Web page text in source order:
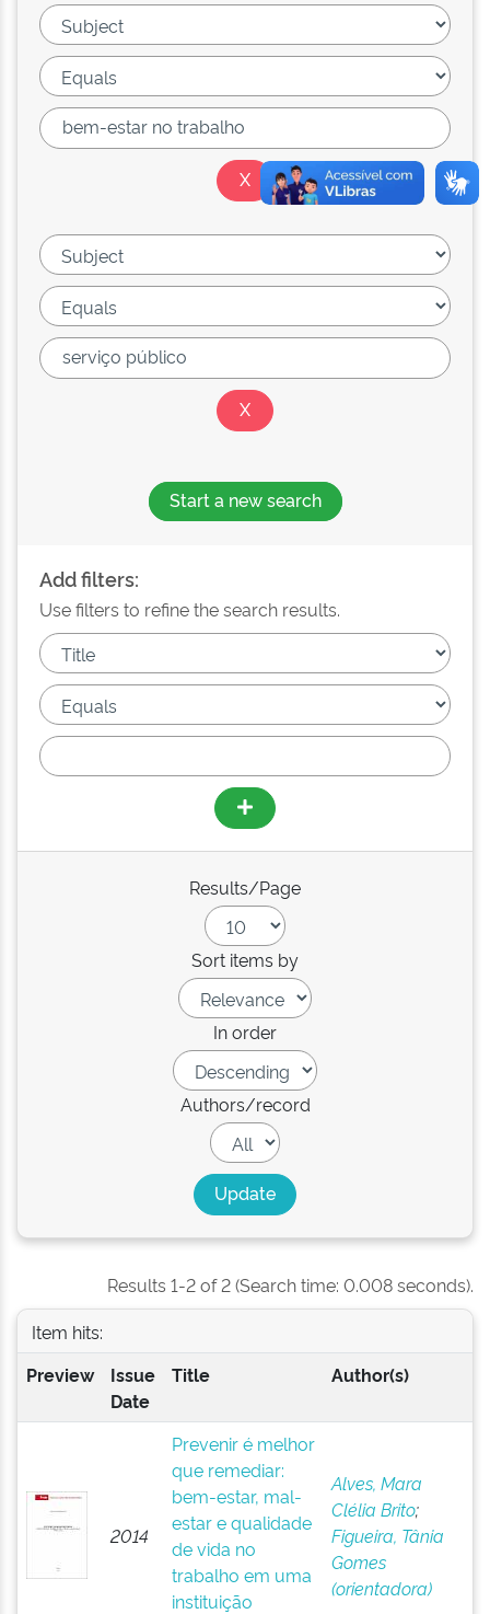
Start a new search
Add filters:
Use filters to refine the search results.
Results/Page
Sort items by
In order
Authors/record
Results 1-2 of 2 (Search time: 0.008 seconds).
Item hits:
Preview
Issue
Date
Title Author(s)
2014
Prevenir é melhor
que remediar:
bem-estar, mal-
estar e qualidade
de vida no
trabalho em uma
instituição
Alves, Mara
Clélia Brito;
Figueira, Tânia
Gomes
(orientadora)